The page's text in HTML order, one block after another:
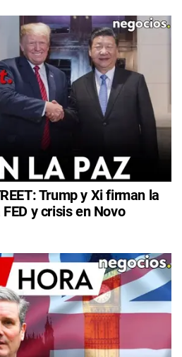
Trump y Xi firman la
y crisis en Novo